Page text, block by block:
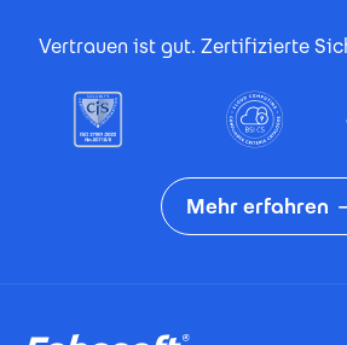
Vertrauen ist gut. Zertifizierte
Mehr erfahren